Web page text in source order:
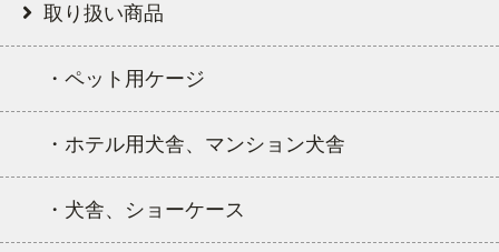
取り扱い商品
・ペット用ケージ
・ホテル用犬舎、マンション犬舎
・犬舎、ショーケース